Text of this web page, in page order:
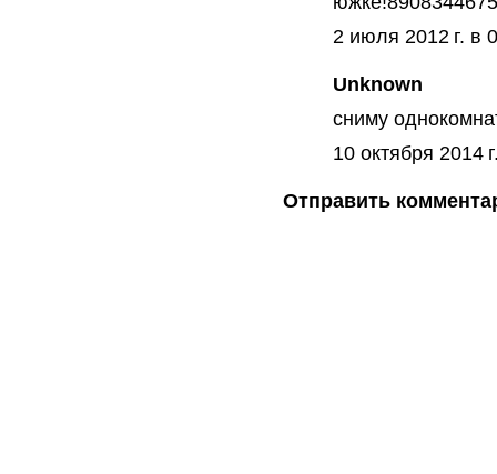
2 июля 2012 г. в
Unknown
сниму
10 октября 2014
Отправить